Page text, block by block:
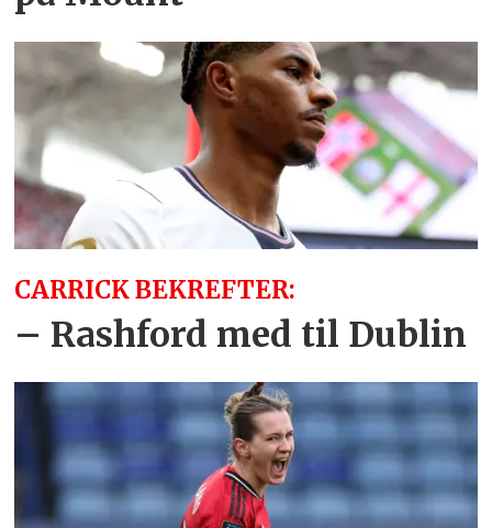
CARRICK BEKREFTER:
– Rashford med til Dublin